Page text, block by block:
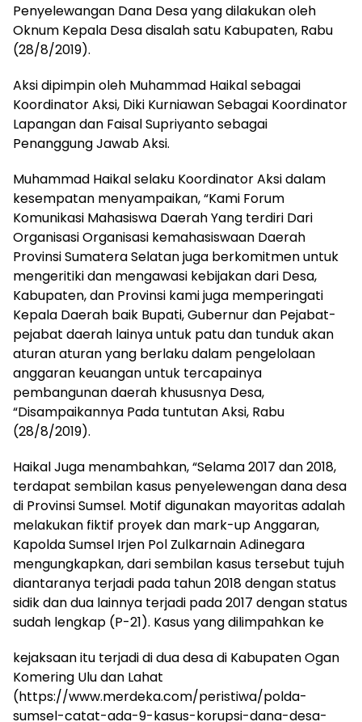
Penyelewangan Dana Desa yang dilakukan oleh
Oknum Kepala Desa disalah satu Kabupaten, Rabu
(28/8/2019).
Aksi dipimpin oleh Muhammad Haikal sebagai
Koordinator Aksi, Diki Kurniawan Sebagai Koordinator
Lapangan dan Faisal Supriyanto sebagai
Penanggung Jawab Aksi.
Muhammad Haikal selaku Koordinator Aksi dalam
kesempatan menyampaikan, “Kami Forum
Komunikasi Mahasiswa Daerah Yang terdiri Dari
Organisasi Organisasi kemahasiswaan Daerah
Provinsi Sumatera Selatan juga berkomitmen untuk
mengeritiki dan mengawasi kebijakan dari Desa,
Kabupaten, dan Provinsi kami juga memperingati
Kepala Daerah baik Bupati, Gubernur dan Pejabat-
pejabat daerah lainya untuk patu dan tunduk akan
aturan aturan yang berlaku dalam pengelolaan
anggaran keuangan untuk tercapainya
pembangunan daerah khususnya Desa,
“Disampaikannya Pada tuntutan Aksi, Rabu
(28/8/2019).
Haikal Juga menambahkan, “Selama 2017 dan 2018,
terdapat sembilan kasus penyelewengan dana desa
di Provinsi Sumsel. Motif digunakan mayoritas adalah
melakukan fiktif proyek dan mark-up Anggaran,
Kapolda Sumsel Irjen Pol Zulkarnain Adinegara
mengungkapkan, dari sembilan kasus tersebut tujuh
diantaranya terjadi pada tahun 2018 dengan status
sidik dan dua lainnya terjadi pada 2017 dengan status
sudah lengkap (P-21). Kasus yang dilimpahkan ke
kejaksaan itu terjadi di dua desa di Kabupaten Ogan
Komering Ulu dan Lahat
(https://www.merdeka.com/peristiwa/polda-
sumsel-catat-ada-9-kasus-korupsi-dana-desa-